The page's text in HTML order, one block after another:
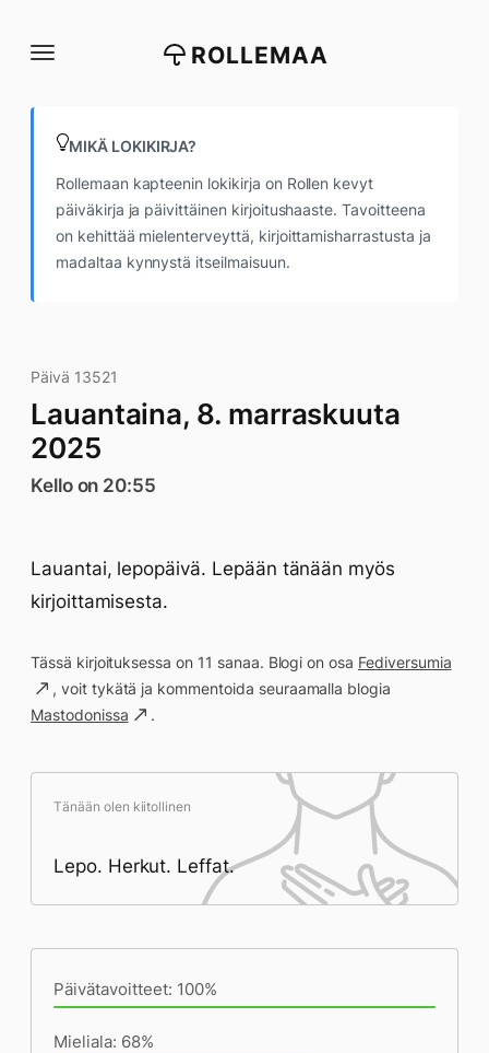
suoraan
ROLLEMAA
MIKÄ LOKIKIRJA?
Rollemaan kapteenin lokikirja on Rollen kevyt
päiväkirja ja päivittäinen kirjoitushaaste. Tavoitteena
on kehittää mielenterveyttä, kirjoittamisharrastusta ja
madaltaa kynnystä itseilmaisuun.
Päivä 13521
Lauantaina, 8. marraskuuta
2025
Kello on 20:55
Lauantai, lepopäivä. Lepään tänään myös
kirjoittamisesta.
Tässä kirjoituksessa on 11 sanaa. Blogi on osa Fediversumia
, voit tykätä ja kommentoida seuraamalla blogia
Mastodonissa
.
Tänään olen kiitollinen
Lepo. Herkut. Leffat.
Päivätavoitteet: 100%
Mieliala: 68%